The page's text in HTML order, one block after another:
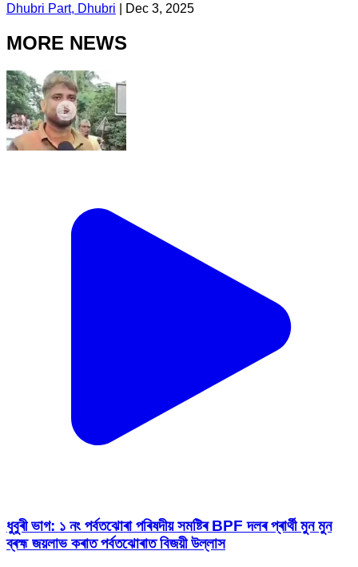
Dhubri Part, Dhubri Dec 3, 2025
MORE NEWS
ধুবুৰী ভাগ: ১ নং পৰ্বতঝোৰা পৰিষদীয় সমষ্টিৰ BPF দলৰ প্ৰাৰ্থী মুন মুন
ব্ৰহ্ম জয়লাভ কৰাত পৰ্বতঝোৰাত বিজয়ী উল্লাস